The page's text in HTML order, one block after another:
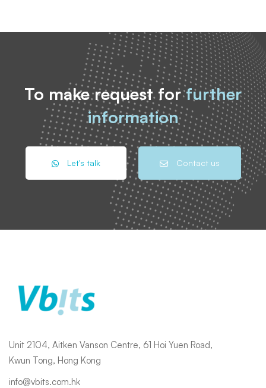
To make request forfurther
information
Let's talk Contact us
Unit 2104, Aitken Vanson Centre, 61 Hoi Yuen Road,
Kwun Tong, Hong Kong
info@vbits.com.hk